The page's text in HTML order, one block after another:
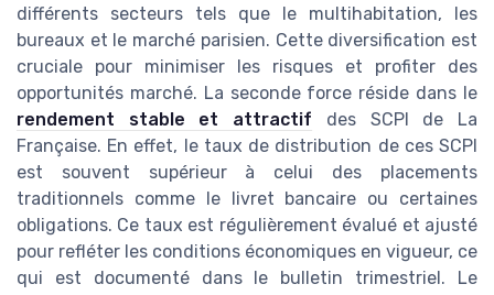
différents secteurs tels que le multihabitation, les
bureaux et le marché parisien. Cette diversification est
cruciale pour minimiser les risques et profiter des
opportunités marché. La seconde force réside dans le
rendement stable et attractif des SCPI de La
Française. En effet, le taux de distribution de ces SCPI
est souvent supérieur à celui des placements
traditionnels comme le livret bancaire ou certaines
obligations. Ce taux est régulièrement évalué et ajusté
pour refléter les conditions économiques en vigueur, ce
qui est documenté dans le bulletin trimestriel. Le